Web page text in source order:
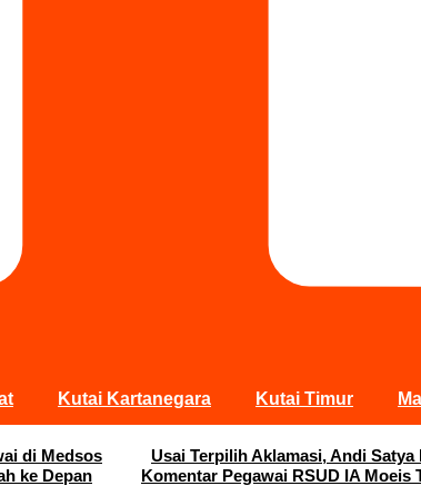
Kutai Kartanegara Kutai Timur
di Medsos
Usai Terpilih Aklamasi, Andi
ke Depan
Komentar Pegawai RSUD IA Moeis